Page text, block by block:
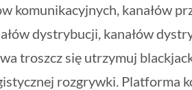
komunikacyjnych, kanałów
dystrybucji, kanałów
troszcz się utrzymuj
rozgrywki. Platforma